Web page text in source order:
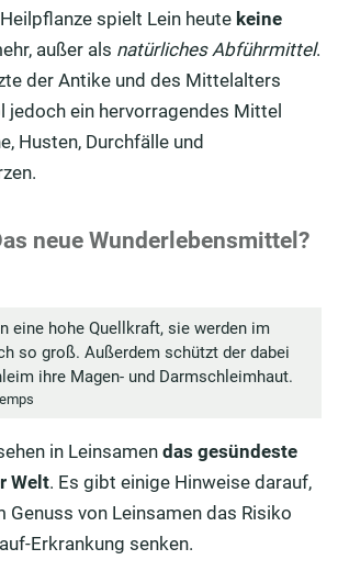
spielt Lein heute keine
außer als natürliches Abführmittel.
der Antike und des Mittelalters
jedoch ein hervorragendes Mittel
Husten, Durchfälle und
neue Wunderlebensmittel?
eine hohe Quellkraft, sie werden im
so groß. Außerdem schützt der dabei
ihre Magen- und Darmschleimhaut.
in Leinsamen das gesündeste
Welt. Es gibt einige Hinweise darauf,
Genuss von Leinsamen das Risiko
Erkrankung senken.